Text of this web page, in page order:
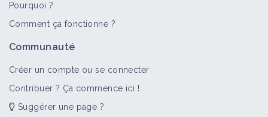
Pourquoi ?
Comment ça fonctionne ?
Communauté
Créer un compte ou se connecter
Contribuer ? Ça commence ici !
Suggérer une page ?